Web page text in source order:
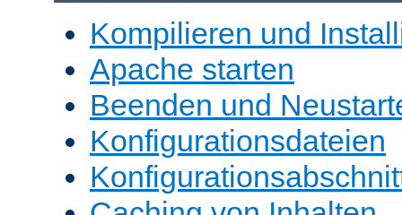
Kompilieren und
Apache starten
Beenden und
Konfigurationsdateien